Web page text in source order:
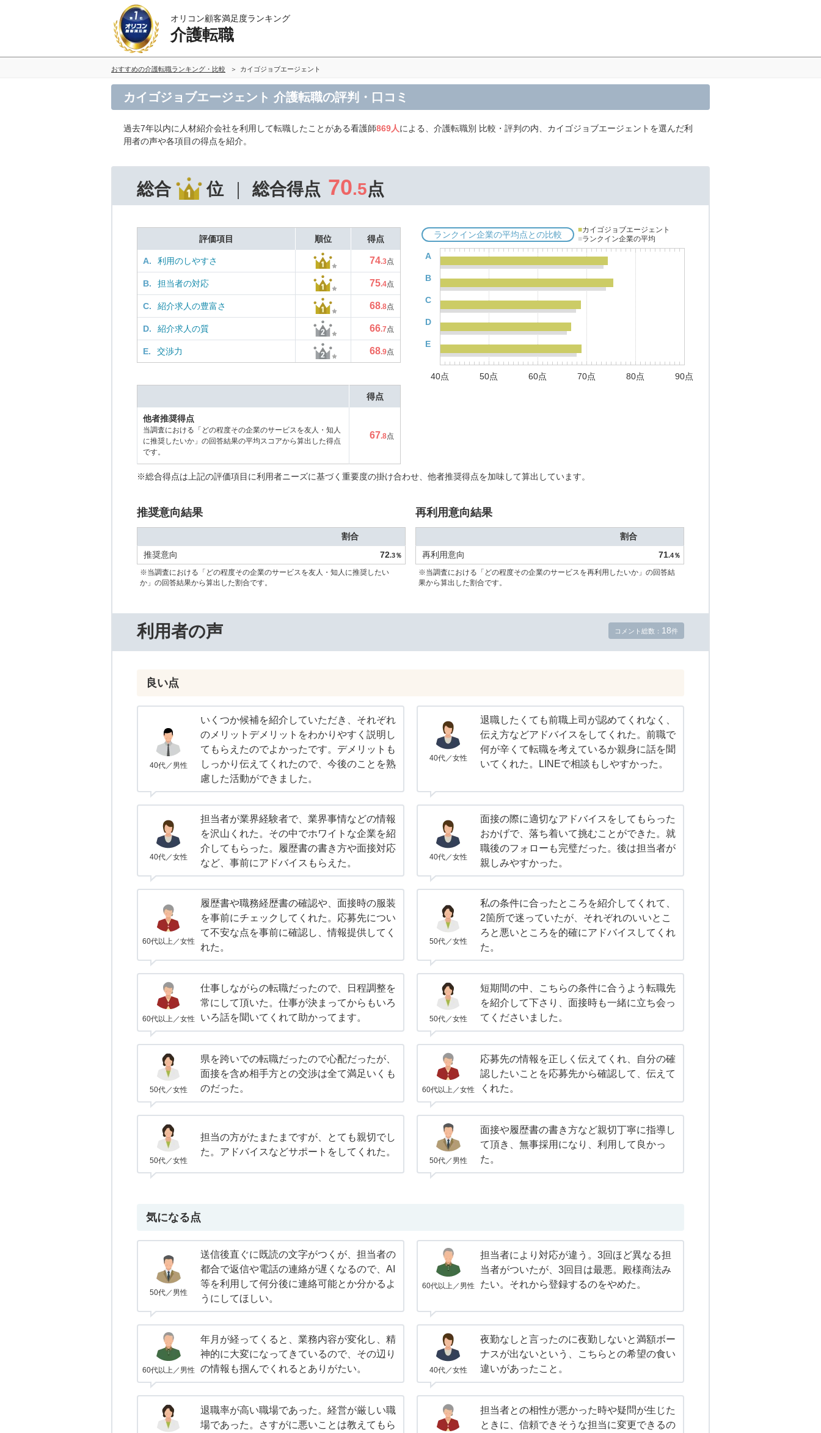
オリコン顧客満足度ランキング
介護転職
おすすめの介護転職ランキング・比較 カイゴジョブエージェント
カイゴジョブエージェント 介護転職の評判・口コミ
過去7年以内に人材紹介会社を利用して転職したことがある看護師869人による、介護転職別 比較・評判の内、カイゴジョブエージェントを選んだ利
用者の声や各項目の得点を紹介。
総合 位 総合得点 70.5点
評価項目 順位 得点
A. 利用のしやすさ 74.3点
B. 担当者の対応 75.4点
C. 紹介求人の豊富さ 68.8点
D. 紹介求人の質 66.7点
E. 交渉力 68.9点
ランクイン企業の平均点との比較 ■カイゴジョブエージェント
■ランクイン企業の平均
A
B
C
D
E
40点 50点 60点 70点 80点 90点
得点
他者推奨得点
当調査における「どの程度その企業のサービスを友人・知人
に推奨したいか」の回答結果の平均スコアから算出した得点
です。
67.8点
※総合得点は上記の評価項目に利用者ニーズに基づく重要度の掛け合わせ、他者推奨得点を加味して算出しています。
推奨意向結果
割合
推奨意向
72.3％
※当調査における「どの程度その企業のサービスを友人・知人に推奨したい
か」の回答結果から算出した割合です。
再利用意向結果
割合
再利用意向
71.4％
※当調査における「どの程度その企業のサービスを再利用したいか」の回答結
果から算出した割合です。
利用者の声 コメント総数： 18件
良い点
40代／男性
いくつか候補を紹介していただき、それぞれ
のメリットデメリットをわかりやすく説明し
てもらえたのでよかったです。デメリットも
しっかり伝えてくれたので、今後のことを熟
慮した活動ができました。
40代／女性
退職したくても前職上司が認めてくれなく、
伝え方などアドバイスをしてくれた。前職で
何が辛くて転職を考えているか親身に話を聞
いてくれた。LINEで相談もしやすかった。
40代／女性
担当者が業界経験者で、業界事情などの情報
を沢山くれた。その中でホワイトな企業を紹
介してもらった。履歴書の書き方や面接対応
など、事前にアドバイスもらえた。
40代／女性
面接の際に適切なアドバイスをしてもらった
おかげで、落ち着いて挑むことができた。就
職後のフォローも完璧だった。後は担当者が
親しみやすかった。
60代以上／女性
履歴書や職務経歴書の確認や、面接時の服装
を事前にチェックしてくれた。応募先につい
て不安な点を事前に確認し、情報提供してく
れた。
50代／女性
私の条件に合ったところを紹介してくれて、
2箇所で迷っていたが、それぞれのいいとこ
ろと悪いところを的確にアドバイスしてくれ
た。
60代以上／女性
仕事しながらの転職だったので、日程調整を
常にして頂いた。仕事が決まってからもいろ
いろ話を聞いてくれて助かってます。
50代／女性
短期間の中、こちらの条件に合うよう転職先
を紹介して下さり、面接時も一緒に立ち会っ
てくださいました。
50代／女性
県を跨いでの転職だったので心配だったが、
面接を含め相手方との交渉は全て満足いくも
のだった。
60代以上／女性
応募先の情報を正しく伝えてくれ、自分の確
認したいことを応募先から確認して、伝えて
くれた。
50代／女性
担当の方がたまたまですが、とても親切でし
た。アドバイスなどサポートをしてくれた。
50代／男性
面接や履歴書の書き方など親切丁寧に指導し
て頂き、無事採用になり、利用して良かっ
た。
気になる点
50代／男性
送信後直ぐに既読の文字がつくが、担当者の
都合で返信や電話の連絡が遅くなるので、AI
等を利用して何分後に連絡可能とか分かるよ
うにしてほしい。
60代以上／男性
担当者により対応が違う。3回ほど異なる担
当者がついたが、3回目は最悪。殿様商法み
たい。それから登録するのをやめた。
60代以上／男性
年月が経ってくると、業務内容が変化し、精
神的に大変になってきているので、その辺り
の情報も掴んでくれるとありがたい。
40代／女性
夜勤なしと言ったのに夜勤しないと満額ボー
ナスが出ないという、こちらとの希望の食い
違いがあったこと。
退職率が高い職場であった。経営が厳しい職
場であった。さすがに悪いことは教えてもら
担当者との相性が悪かった時や疑問が生じた
ときに、信頼できそうな担当に変更できるの